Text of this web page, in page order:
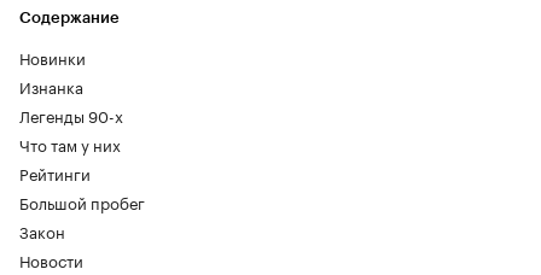
Содержание
Новинки
Изнанка
Легенды 90-х
Что там у них
Рейтинги
Большой пробег
Закон
Новости